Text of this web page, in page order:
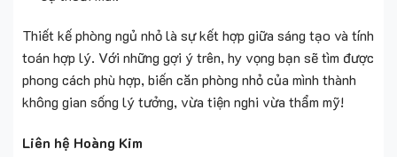
Thiết kế phòng ngủ nhỏ là sự kết hợp giữa sáng tạo và tính
toán hợp lý. Với những gợi ý trên, hy vọng bạn sẽ tìm được
phong cách phù hợp, biến căn phòng nhỏ của mình thành
không gian sống lý tưởng, vừa tiện nghi vừa thẩm mỹ!
Liên hệ Hoàng Kim